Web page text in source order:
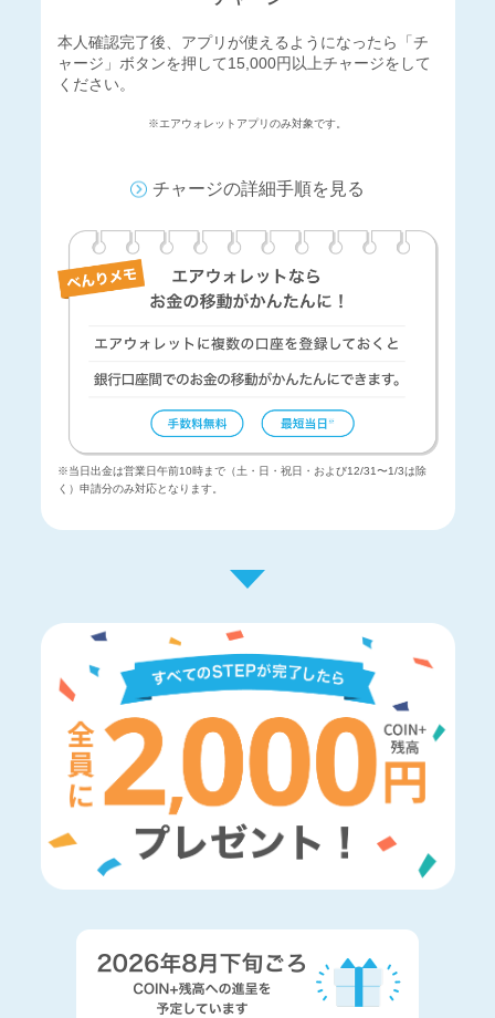
本人確認完了後、アプリが使えるようになったら「チ
ャージ」ボタンを押して15,000円以上チャージをして
ください。
※エアウォレットアプリのみ対象です。
チャージの詳細手順を見る
※当日出金は営業日午前10時まで（土・日・祝日・および12/31〜1/3は除
く）申請分のみ対応となります。